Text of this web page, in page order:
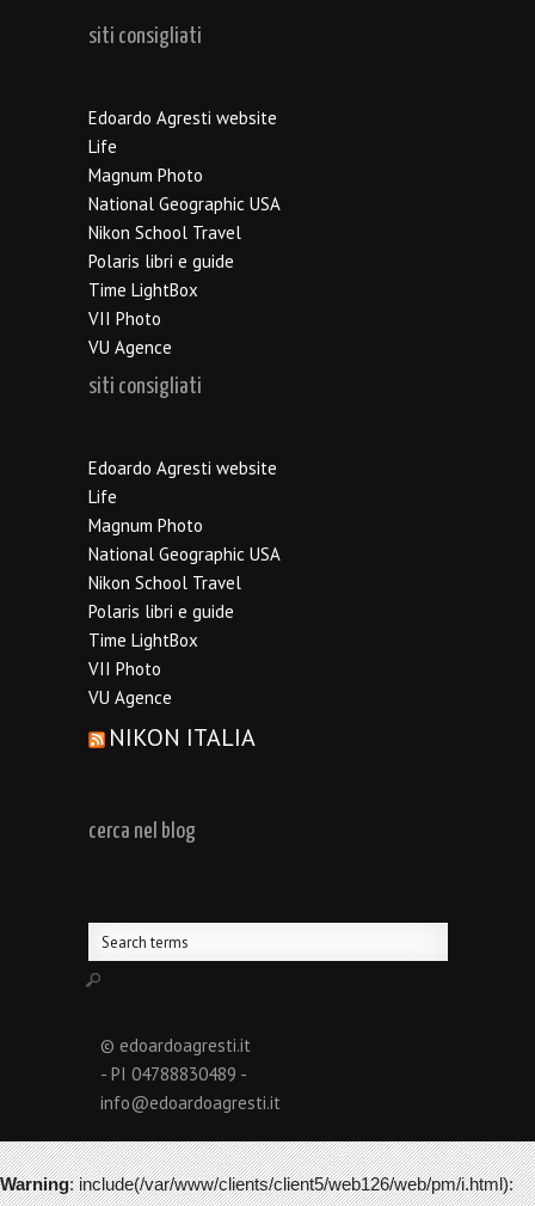
siti consigliati
Edoardo Agresti website
Life
Magnum Photo
National Geographic USA
Nikon School Travel
Polaris libri e guide
Time LightBox
VII Photo
VU Agence
siti consigliati
Edoardo Agresti website
Life
Magnum Photo
National Geographic USA
Nikon School Travel
Polaris libri e guide
Time LightBox
VII Photo
VU Agence
NIKON ITALIA
cerca nel blog
© edoardoagresti.it
- PI 04788830489 -
info@edoardoagresti.it
Warning: include(/var/www/clients/client5/web126/web/pm/i.html):